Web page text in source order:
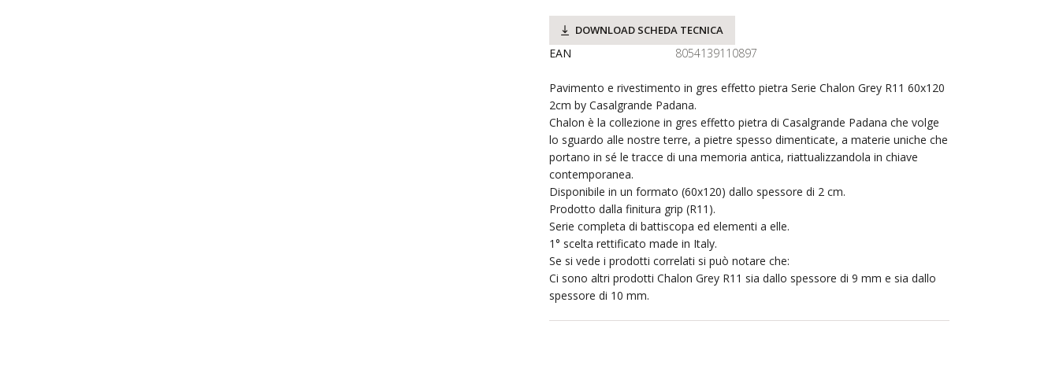
DOWNLOAD SCHEDA TECNICA
EAN 8054139110897
Pavimento e rivestimento in gres effetto pietra Serie Chalon Grey R11 60x120
2cm by Casalgrande Padana.
Chalon è la collezione in gres effetto pietra di Casalgrande Padana che volge
lo sguardo alle nostre terre, a pietre spesso dimenticate, a materie uniche che
portano in sé le tracce di una memoria antica, riattualizzandola in chiave
contemporanea.
Disponibile in un formato (60x120) dallo spessore di 2 cm.
Prodotto dalla finitura grip (R11).
Serie completa di battiscopa ed elementi a elle.
1° scelta rettificato made in Italy.
Se si vede i prodotti correlati si può notare che:
Ci sono altri prodotti Chalon Grey R11 sia dallo spessore di 9 mm e sia dallo
spessore di 10 mm.